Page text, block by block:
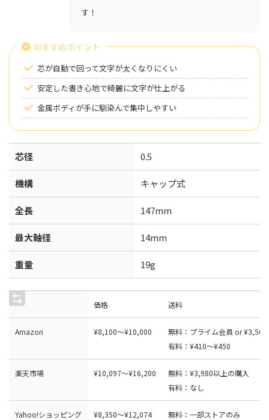
す！
おすすめポイント
芯が自動で回って文字が太くなりにくい
安定した書き心地で綺麗に文字が仕上がる
金属ボディが手に馴染んで集中しやすい
芯径 0.5
機構 キャップ式
全長 147mm
最大軸径 14mm
重量 19g
価格 送料
Amazon ¥8,100〜¥10,000
無料：プライム会員 or
有料：¥410〜¥450
楽天市場 ¥10,097〜¥16,200
無料：¥3,980以上の購入
有料：なし
Yahoo!ショッピング ¥8,350〜¥12,074
無料：一部ストアのみ